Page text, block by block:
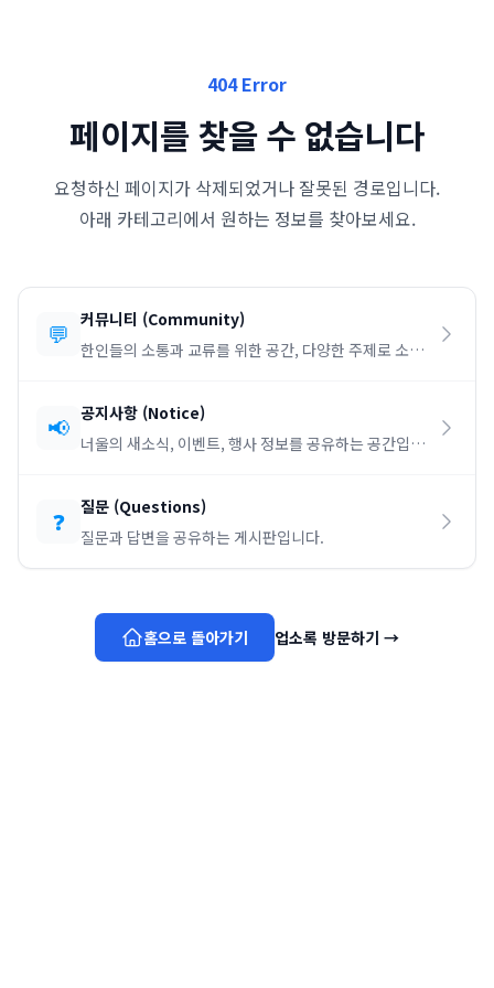
404 Error
페이지를 찾을 수 없습니다
요청하신 페이지가 삭제되었거나 잘못된 경로입니다.
아래 카테고리에서 원하는 정보를 찾아보세요.
💬 커뮤니티 (Community)
한인들의 소통과 교류를 위한 공간, 다양한 주제로 소통
📢 공지사항 (Notice)
너울의 새소식, 이벤트, 행사 정보를 공유하는 공간입니
❓ 질문 (Questions)
질문과 답변을 공유하는 게시판입니다.
홈으로 돌아가기 업소록 방문하기 →